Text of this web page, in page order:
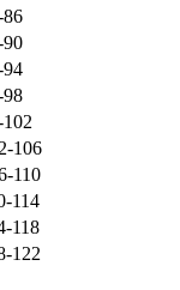
86
90
94
98
106
110
114
118
122